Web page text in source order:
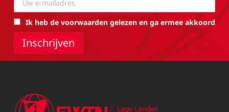
Ik heb de voorwaarden gelezen en ga ermee akkoord